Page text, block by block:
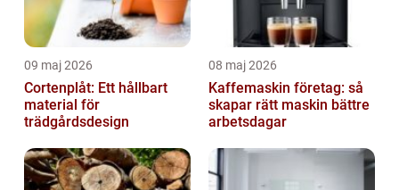
09 maj 2026
Cortenplåt: Ett hållbart
material för
trädgårdsdesign
08 maj 2026
Kaffemaskin företag: så
skapar rätt maskin bättre
arbetsdagar